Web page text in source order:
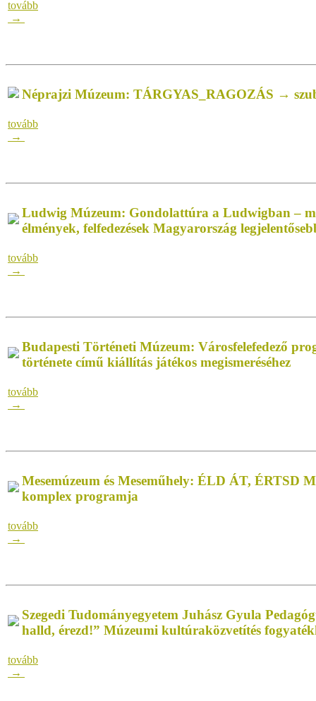
tovább
→
Néprajzi Múzeum: TÁRGYAS_RAGOZÁS →
tovább
→
Ludwig Múzeum: Gondolattúra a Ludwigban –
élmények, felfedezések Magyarország
tovább
→
Budapesti Történeti Múzeum: Városfelefedező
története című kiállítás játékos megismeréséhez
tovább
→
Mesemúzeum és Meseműhely: ÉLD ÁT, ÉRTSD
komplex programja
tovább
→
Szegedi Tudományegyetem Juhász Gyula
halld, érezd!” Múzeumi kultúraközvetítés
tovább
→